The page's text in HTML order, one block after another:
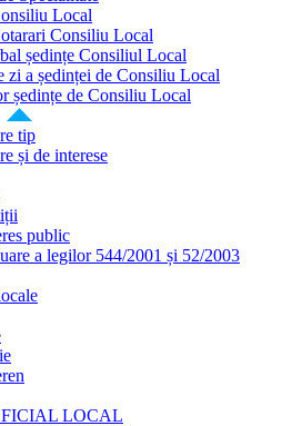
Local
Consiliu Local
ședințe Consiliul Local
zi a ședinței de Consiliu Local
ședințe de Consiliu Local
tip
și de interese
public
a legilor 544/2001 și 52/2003
LOCAL